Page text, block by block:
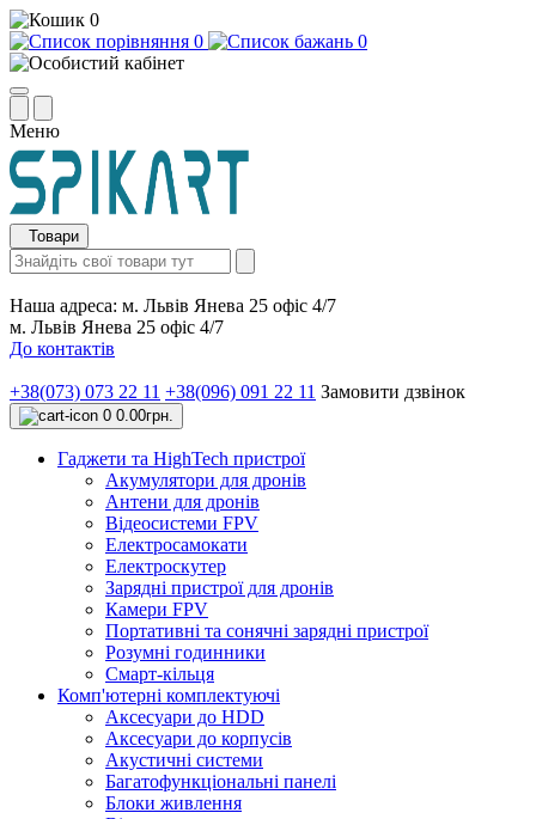
0
0
0
Меню
Товари
Наша адреса: м. Львів Янева 25 офіс 4/7
м. Львів Янева 25 офіс 4/7
До контактів
+38(073) 073 22 11 +38(096) 091 22 11 Замовити дзвінок
0 0.00грн.
Гаджети та HighTech пристрої
Акумулятори для дронів
Антени для дронів
Відеосистеми FPV
Електросамокати
Електроскутер
Зарядні пристрої для дронів
Камери FPV
Портативні та сонячні зарядні пристрої
Розумні годинники
Смарт-кільця
Комп'ютерні комплектуючі
Аксесуари до HDD
Аксесуари до корпусів
Акустичні системи
Багатофункціональні панелі
Блоки живлення